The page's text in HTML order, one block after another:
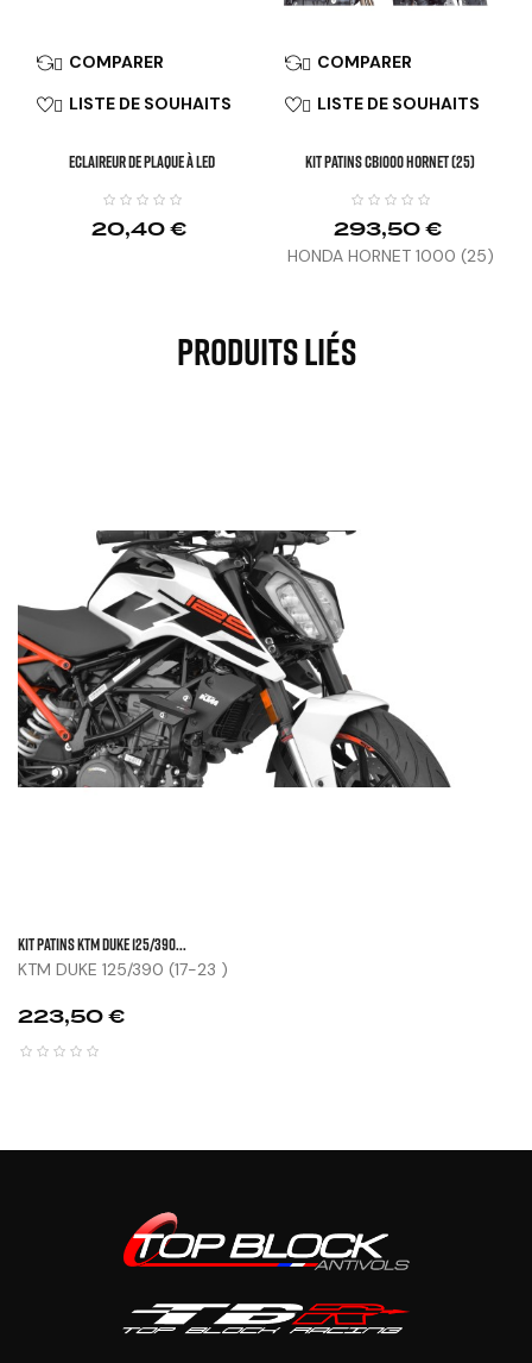
 COMPARER
 LISTE DE SOUHAITS
Eclaireur De Plaque À LED
20,40 €
 COMPARER
 LISTE DE SOUHAITS
KIT PATINS CB1000 HORNET (25)
293,50 €
HONDA HORNET 1000 (25)
Produits Liés
KIT PATINS KTM DUKE 125/390...
KTM DUKE 125/390 (17-23 )
Prix
223,50 €